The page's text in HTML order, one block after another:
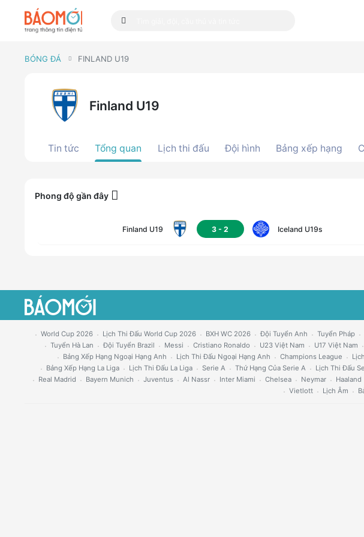
BÓNG ĐÁ FINLAND U19
Finland U19
Tin tức Tổng quan Lịch thi đấu Đội hình Bảng xếp hạng
Phong độ gần đây
Finland U19 3 -2 Iceland U19s
World Cup 2026 Lịch Thi Đấu World Cup 2026 BXH WC 2026 Đội Tuyển Anh Tuyển Pháp
Tuyển Hà Lan
Đội Tuyển Brazil Messi Cristiano Ronaldo U23 Việt Nam U17 Việt Nam
Bảng Xếp Hạng Ngoại Hạng Anh
Lịch Thi Đấu Ngoại Hạng Anh Champions League
Bảng Xếp Hạng La Liga
Lịch Thi Đấu La Liga Serie A Thứ Hạng Của Serie A Lịch Thi Đấu
Real Madrid
Bayern Munich Juventus Al Nassr Inter Miami Chelsea Neymar Haaland
Vietlott
Lịch Âm